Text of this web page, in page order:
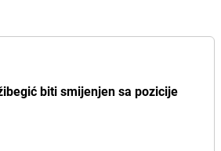
biti smijenjen sa pozicije